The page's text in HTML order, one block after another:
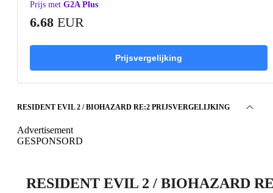
Prijs met G2A Plus
6.68 EUR
Prijsvergelijking
RESIDENT EVIL 2 / BIOHAZARD RE:2 PRIJSVERGELIJKING
Advertisement
GESPONSORD
RESIDENT EVIL 2 / BIOHAZARD